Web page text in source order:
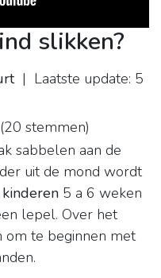
slikken?
| Laatste update: 5
(20 stemmen)
sabbelen aan de
uit de mond wordt
kinderen 5 a 6 weken
lepel. Over het
om te beginnen met